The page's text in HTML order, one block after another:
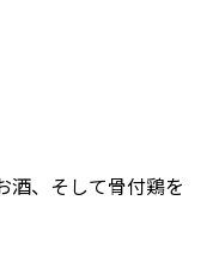
酒、そして骨付鶏を